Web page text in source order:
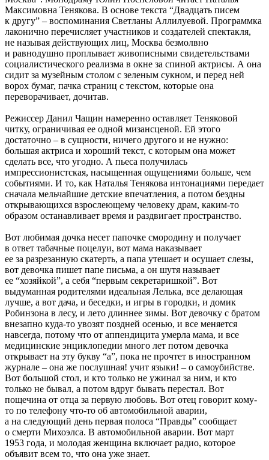
Максимовна Тенякова. В основе текста “Двадцать писем
к другу” – воспоминания Светланы Аллилуевой. Программка
лаконично перечисляет участников и создателей спектакля,
не называя действующих лиц, Москва безмолвно
и равнодушно проплывает живописными свидетельствами
социалистического реализма в окне за спиной актрисы. А она
сидит за музейным столом с зеленым сукном, и перед ней
ворох бумаг, пачка страниц с текстом, которые она
переворачивает, дочитав.
Режиссер Данил Чащин намеренно оставляет Теняковой
читку, ограничивая ее одной мизансценой. Ей этого
достаточно – в сущности, ничего другого и не нужно:
большая актриса и хороший текст, с которым она может
сделать все, что угодно. А пьеса получилась
импрессионистская, насыщенная ощущениями больше, чем
событиями. И то, как Наталья Тенякова интонациями передает
сначала мельчайшие детские впечатления, а потом бездны
открывающихся взрослеющему человеку драм, каким-то
образом останавливает время и раздвигает пространство.
Вот любимая дочка несет папочке смородину и получает
в ответ табачные поцелуи, вот мама наказывает
ее за разрезанную скатерть, а папа утешает и осушает слезы,
вот девочка пишет папе письма, а он шутя называет
ее “хозяйкой”, а себя “первым секретаришкой”. Вот
выдуманная родителями идеальная Лелька, все делающая
лучше, а вот дача, и беседки, и игры в городки, и домик
Робинзона в лесу, и лето длиннее зимы. Вот девочку с братом
внезапно куда-то увозят поздней осенью, и все меняется
навсегда, потому что от аппендицита умерла мама, и все
медицинские энциклопедии много лет потом девочка
открывает на эту букву “а”, пока не прочтет в иностранном
журнале – она же послушная! учит языки! – о самоубийстве.
Вот большой стол, и кто только не ужинал за ним, и кто
только не бывал, а потом вдруг бывать перестал. Вот
пощечина от отца за первую любовь. Вот отец говорит кому-
то по телефону что-то об автомобильной аварии,
а на следующий день первая полоса “Правды” сообщает
о смерти Михоэлса. В автомобильной аварии. Вот март
1953 года, и молодая женщина включает радио, которое
объявит всем то, что она уже знает.